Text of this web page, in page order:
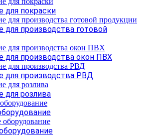
для покраски
для производства готовой
для производства окон ПВХ
для производства РВД
для розлива